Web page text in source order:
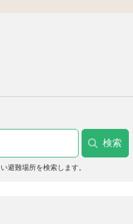
避難場所を検索します。